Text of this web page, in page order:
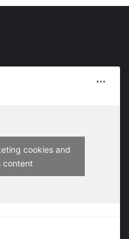
cookies and
content